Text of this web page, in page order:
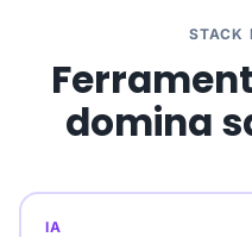
STACK
domina
IA